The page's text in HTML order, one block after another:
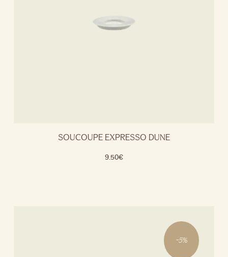
SOUCOUPE EXPRESSO DUNE
9.50€
-5%